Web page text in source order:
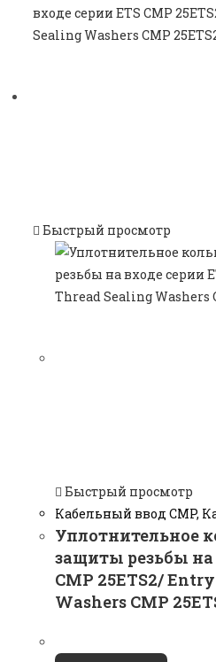
Быстрый просмотр
Быстрый просмотр
Кабельный ввод CMP,
Уплотнительное
защиты резьбы на
CMP 25ETS2/
Washers CMP